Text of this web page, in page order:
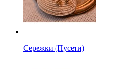
Сережки (Пусети)